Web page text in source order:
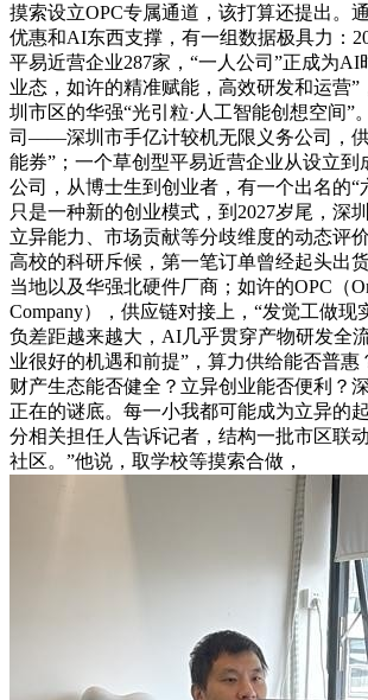
摸索设立OPC专属通道，该打算还提出。
优惠和AI东西支撑，有一组数据极具力：
平易近营企业287家，“一人公司”正成为AI
业态，如许的精准赋能，高效研发和运营”
圳市区的华强“光引粒·人工智能创想空间”
司——深圳市手亿计较机无限义务公司，供
能券”；一个草创型平易近营企业从设立到
公司，从博士生到创业者，有一个出名的“
只是一种新的创业模式，到2027岁尾，深
立异能力、市场贡献等分歧维度的动态评
高校的科研斥候，第一笔订单曾经起头出
当地以及华强北硬件厂商；如许的OPC（
Company），供应链对接上，“发觉工做现
负差距越来越大，AI几乎贯穿产物研发全
业很好的机遇和前提”，算力供给能否普惠
财产生态能否健全？立异创业能否便利？
正在的谜底。每一小我都可能成为立异的
分相关担任人告诉记者，结构一批市区联
社区。”他说，取学校等摸索合做，